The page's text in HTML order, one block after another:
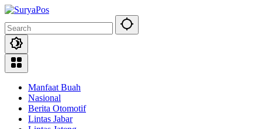
Skip
content
Manfaat Buah
Nasional
Berita Otomotif
Lintas Jabar